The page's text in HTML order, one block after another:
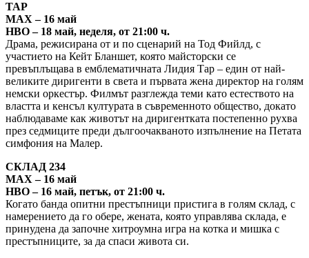
ТАР
MAX – 16 май
HBO – 18 май, неделя, от 21:00 ч.
Драма, режисирана от и по сценарий на Тод Фийлд, с
участието на Кейт Бланшет, която майсторски се
превъплъщава в емблематичната Лидия Тар – един от най-
великите диригенти в света и първата жена директор на голям
немски оркестър. Филмът разглежда теми като естеството на
властта и кенсъл културата в съвременното общество, докато
наблюдаваме как животът на диригентката постепенно рухва
през седмиците преди дългоочакваното изпълнение на Петата
симфония на Малер.
СКЛАД 234
MAX – 16 май
HBO – 16 май, петък, от 21:00 ч.
Когато банда опитни престъпници пристига в голям склад, с
намерението да го обере, жената, която управлява склада, е
принудена да започне хитроумна игра на котка и мишка с
престъпниците, за да спаси живота си.